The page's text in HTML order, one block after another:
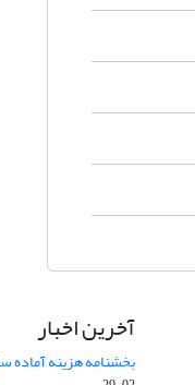
آخرین اخبار
بخشنامه هزینه آماده